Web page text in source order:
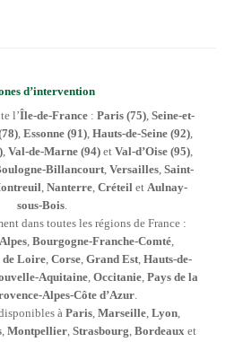
d’intervention
l’Île-de-France : Paris (75), Seine-et-
, Essonne (91), Hauts-de-Seine (92),
, Val-de-Marne (94)et Val-d’Oise (95),
Billancourt, Versailles, Saint-
, Nanterre, Créteilet Aulnay-
sous-Bois.
dans toutes les régions de France :
, Bourgogne-Franche-Comté,
de Loire, Corse, Grand Est, Hauts-de-
Aquitaine, Occitanie, Pays de la
Alpes-Côte d’Azur.
à Paris, Marseille, Lyon,
, Montpellier, Strasbourg, Bordeauxet